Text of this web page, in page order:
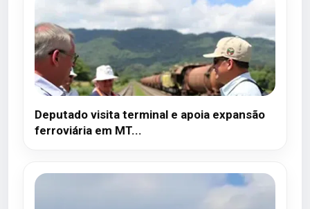
Deputado visita terminal e apoia expansão
ferroviária em MT...